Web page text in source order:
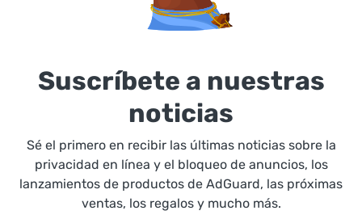
Suscríbete a nuestras
noticias
Sé el primero en recibir las últimas noticias sobre la
privacidad en línea y el bloqueo de anuncios, los
lanzamientos de productos de AdGuard, las próximas
ventas, los regalos y mucho más.